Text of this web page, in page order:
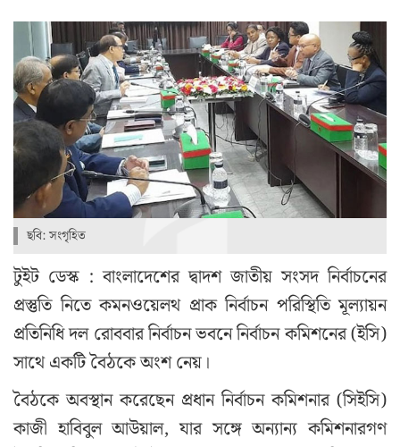
ছবি: সংগৃহিত
টুইট ডেস্ক : বাংলাদেশের দ্বাদশ জাতীয় সংসদ নির্বাচনের
প্রস্তুতি নিতে কমনওয়েলথ প্রাক নির্বাচন পরিস্থিতি মূল্যায়ন
প্রতিনিধি দল রোববার নির্বাচন ভবনে নির্বাচন কমিশনের (ইসি)
সাথে একটি বৈঠকে অংশ নেয়।
বৈঠকে অবস্থান করেছেন প্রধান নির্বাচন কমিশনার (সিইসি)
কাজী হাবিবুল আউয়াল, যার সঙ্গে অন্যান্য কমিশনারগণ